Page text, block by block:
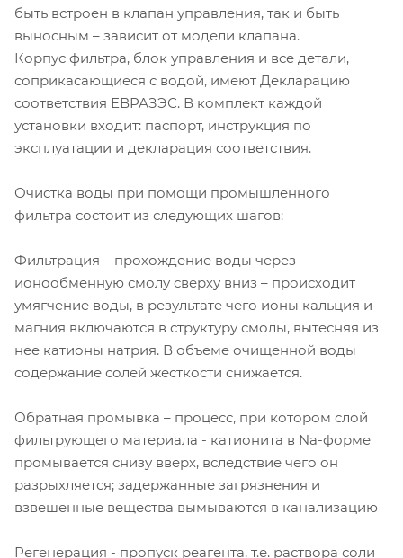
быть встроен в клапан управления, так и быть
выносным – зависит от модели клапана.
Корпус фильтра, блок управления и все детали,
соприкасающиеся с водой, имеют Декларацию
соответствия ЕВРАЗЭС. В комплект каждой
установки входит: паспорт, инструкция по
эксплуатации и декларация соответствия.
Очистка воды при помощи промышленного
фильтра состоит из следующих шагов:
Фильтрация – прохождение воды через
ионообменную смолу сверху вниз – происходит
умягчение воды, в результате чего ионы кальция и
магния включаются в структуру смолы, вытесняя из
нее катионы натрия. В объеме очищенной воды
содержание солей жесткости снижается.
Обратная промывка – процесс, при котором слой
фильтрующего материала - катионита в Na-форме
промывается снизу вверх, вследствие чего он
разрыхляется; задержанные загрязнения и
взвешенные вещества вымываются в канализацию
Регенерация - пропуск реагента, т.е. раствора соли